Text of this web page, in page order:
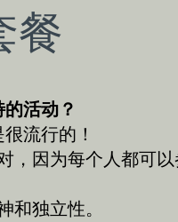
餐
活动？
流行的！
，因为每个人都可
独立性。